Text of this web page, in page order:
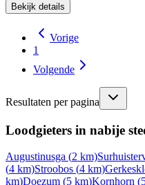
Bekijk details
Vorige
1
Volgende
Resultaten per pagina
Loodgieters in nabije
Augustinusga (2 km)
(4 km)Stroobos (4 km)
km)Doezum (5 km)Kornhorn (